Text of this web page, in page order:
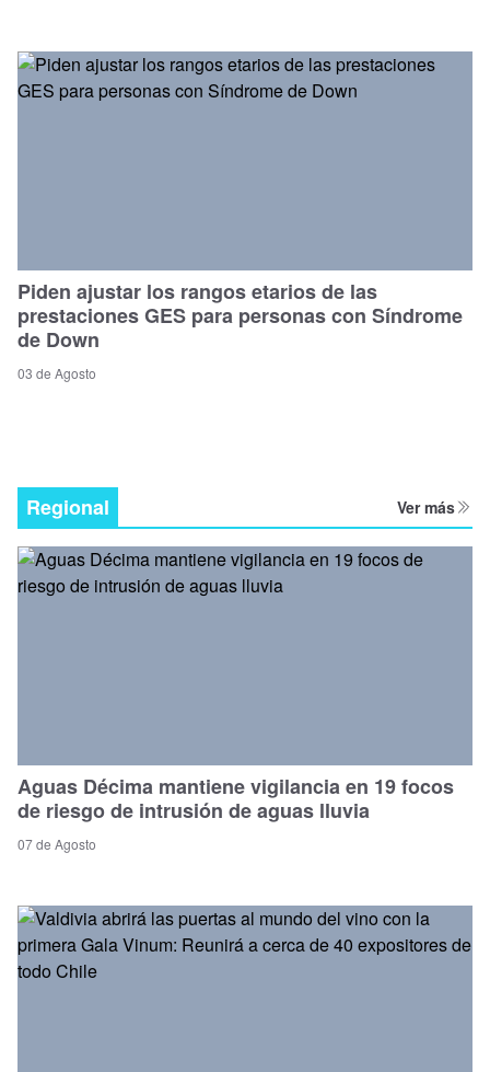
Piden ajustar los rangos etarios de las
prestaciones GES para personas con Síndrome
de Down
03 de Agosto
Regional Ver más
Aguas Décima mantiene vigilancia en 19 focos
de riesgo de intrusión de aguas lluvia
07 de Agosto